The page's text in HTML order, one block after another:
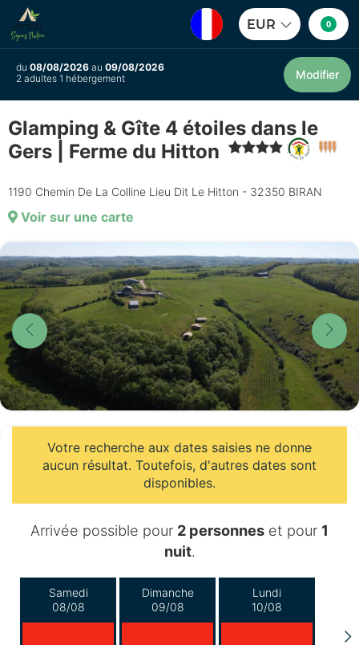
EUR 0
du 08/08/2026 au 09/08/2026
2 adultes 1 hébergement
Modifier
Glamping & Gîte 4 étoiles dans le
Gers | Ferme du Hitton
1190 Chemin De La Colline Lieu Dit Le Hitton - 32350 BIRAN
Voir sur une carte
Votre recherche aux dates saisies ne donne
aucun résultat. Toutefois, d'autres dates sont
disponibles.
Arrivée possible pour 2 personnes et pour 1
nuit.
Samedi
08/08
Dimanche
09/08
Lundi
10/08